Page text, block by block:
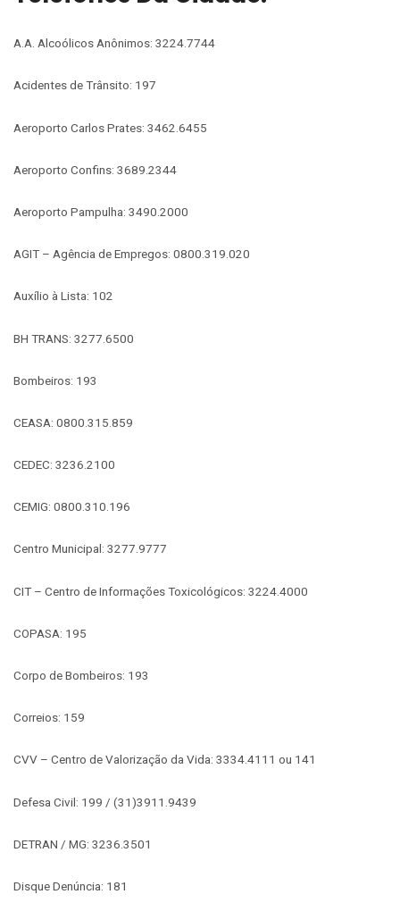
A.A. Alcoólicos Anônimos: 3224.7744
Acidentes de Trânsito: 197
Aeroporto Carlos Prates: 3462.6455
Aeroporto Confins: 3689.2344
Aeroporto Pampulha: 3490.2000
AGIT – Agência de Empregos: 0800.319.020
Auxílio à Lista: 102
BH TRANS: 3277.6500
Bombeiros: 193
CEASA: 0800.315.859
CEDEC: 3236.2100
CEMIG: 0800.310.196
Centro Municipal: 3277.9777
CIT – Centro de Informações Toxicológicos: 3224.4000
COPASA: 195
Corpo de Bombeiros: 193
Correios: 159
CVV – Centro de Valorização da Vida: 3334.4111 ou 141
Defesa Civil: 199 / (31)3911.9439
DETRAN / MG: 3236.3501
Disque Denúncia: 181